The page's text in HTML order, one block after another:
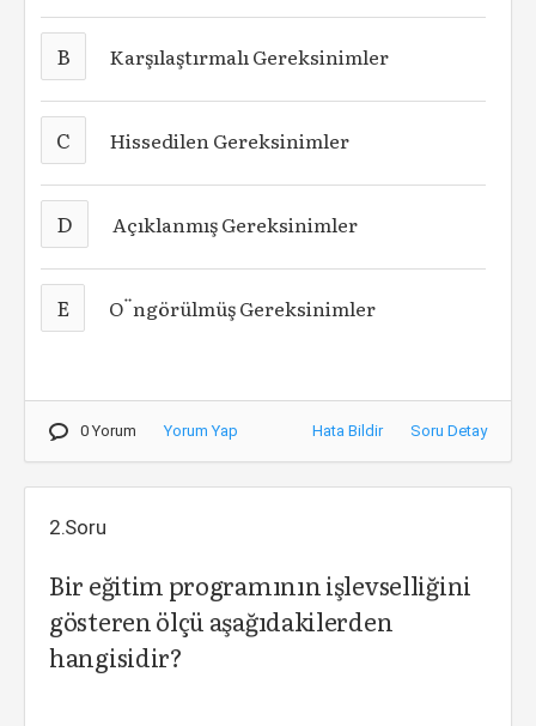
B Karşılaştırmalı Gereksinimler
C Hissedilen Gereksinimler
D Açıklanmış Gereksinimler
E O¨ngörülmüş Gereksinimler
0 Yorum Yorum Yap Hata Bildir Soru Detay
2.Soru
Bir eğitim programının işlevselliğini
gösteren ölçü aşağıdakilerden
hangisidir?